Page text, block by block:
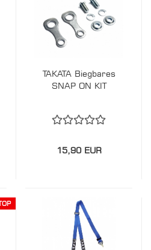
TAKATA Biegbares
SNAP ON KIT
15,90 EUR